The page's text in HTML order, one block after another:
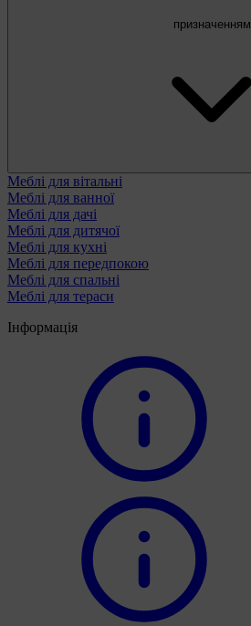
призначенням
Меблі для вітальні
Меблі для ванної
Меблі для дачі
Меблі для дитячої
Меблі для кухні
Меблі для передпокою
Меблі для спальні
Меблі для тераси
Інформація